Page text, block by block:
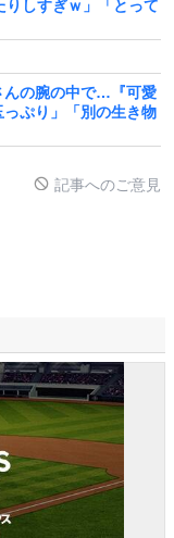
りしすぎｗ」「とって
んの腕の中で…『可愛
ぷり」「別の生き物
記事へのご意見